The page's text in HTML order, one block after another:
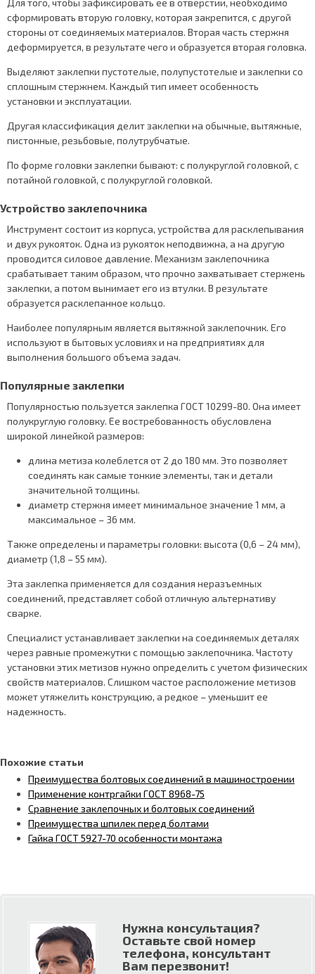
Для того, чтобы зафиксировать ее в отверстии, необходимо
сформировать вторую головку, которая закрепится, с другой
стороны от соединяемых материалов. Вторая часть стержня
деформируется, в результате чего и образуется вторая головка.
Выделяют заклепки пустотелые, полупустотелые и заклепки со
сплошным стержнем. Каждый тип имеет особенность
установки и эксплуатации.
Другая классификация делит заклепки на обычные, вытяжные,
пистонные, резьбовые, полутрубчатые.
По форме головки заклепки бывают: с полукруглой головкой, с
потайной головкой, с полукруглой головкой.
Устройство заклепочника
Инструмент состоит из корпуса, устройства для расклепывания
и двух рукояток. Одна из рукояток неподвижна, а на другую
проводится силовое давление. Механизм заклепочника
срабатывает таким образом, что прочно захватывает стержень
заклепки, а потом вынимает его из втулки. В результате
образуется расклепанное кольцо.
Наиболее популярным является вытяжной заклепочник. Его
используют в бытовых условиях и на предприятиях для
выполнения большого объема задач.
Популярные заклепки
Популярностью пользуется заклепка ГОСТ 10299-80. Она имеет
полукруглую головку. Ее востребованность обусловлена
широкой линейкой размеров:
длина метиза колеблется от 2 до 180 мм. Это позволяет
соединять как самые тонкие элементы, так и детали
значительной толщины.
диаметр стержня имеет минимальное значение 1 мм, а
максимальное – 36 мм.
Также определены и параметры головки: высота (0,6 – 24 мм),
диаметр (1,8 – 55 мм).
Эта заклепка применяется для создания неразъемных
соединений, представляет собой отличную альтернативу
сварке.
Специалист устанавливает заклепки на соединяемых деталях
через равные промежутки с помощью заклепочника. Частоту
установки этих метизов нужно определить с учетом физических
свойств материалов. Слишком частое расположение метизов
может утяжелить конструкцию, а редкое – уменьшит ее
надежность.
Похожие статьи
Преимущества болтовых соединений в машиностроении
Применение контргайки ГОСТ 8968-75
Сравнение заклепочных и болтовых соединений
Преимущества шпилек перед болтами
Гайка ГОСТ 5927-70 особенности монтажа
Нужна консультация?
Оставьте свой номер
телефона, консультант
Вам перезвонит!